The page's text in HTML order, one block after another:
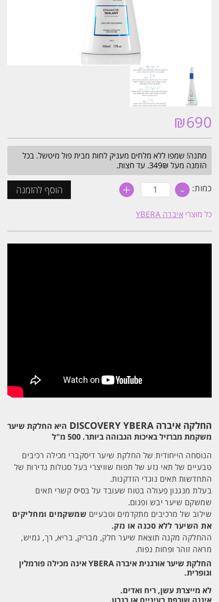
₪690
מתנה! שמפו ללא מלחים מעניק לחות מבית פול מיטשל. בכל
הזמנה מעל 349₪. עד חצות.
כמות: - כמות
של
שיער
איברה
Ybera
+ הוסף להזמנה
כל מוצרי איברה YBERA
החלקה איברה DISCOVERY YBERA היא החלקת שיער
משקמת מברזיל באיכות הגבוהה ביותר. 500 מ"ל
הנוסחה הייחודית של החלקת שיער דיסקברי מכילה רכיבים
טבעיים של תאי גזע של תפוח שוויצרי בעל סגולות נדירות של
התחדשות תאים נוגדי הזדקנות.
בעלת מנגנון פעולה בטוח שעובד על בסיס קשרי תאים
שמשקם שיער יבש ופגום.
שילוב של מרכיבים מתקדמים וטבעיים שמשקמים ומחליקים
את השיער ללא סכנה או נזק.
ההחלקה מקנה תוצאת שיער חלק, מבריק, בריא, רך, גמיש,
מראה זוהר ופחות נפוח.
החלקת שיער אורגנית איברה YBERA אינה מכילה פורמלין
וגופרית.
לא מייצרת עשן, ריח ואדים.
איננה שורפת בעיניים או בגרון.